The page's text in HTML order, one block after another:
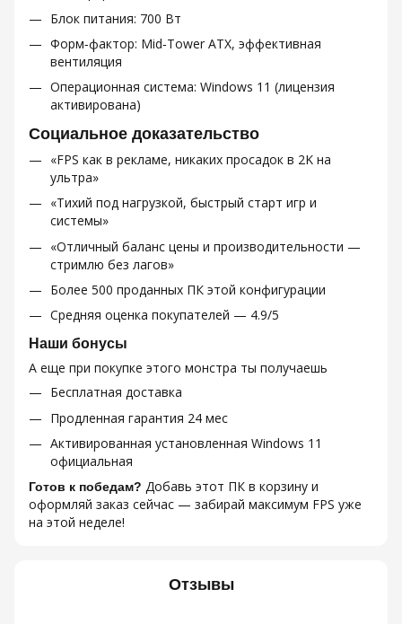
Блок питания: 700 Вт
Форм‑фактор: Mid‑Tower ATX, эффективная
вентиляция
Операционная система: Windows 11 (лицензия
активирована)
Социальное доказательство
«FPS как в рекламе, никаких просадок в 2K на
ультра»
«Тихий под нагрузкой, быстрый старт игр и
системы»
«Отличный баланс цены и производительности —
стримлю без лагов»
Более 500 проданных ПК этой конфигурации
Средняя оценка покупателей — 4.9/5
Наши бонусы
А еще при покупке этого монстра ты получаешь
Бесплатная доставка
Продленная гарантия 24 мес
Активированная установленная Windows 11
официальная
Готов к победам? Добавь этот ПК в корзину и
оформляй заказ сейчас — забирай максимум FPS уже
на этой неделе!
Отзывы